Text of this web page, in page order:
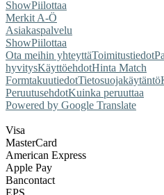
ShowPiilottaa
Merkit A-Ö
Asiakaspalvelu
ShowPiilottaa
Ota meihin yhteyttäToimitustiedot
hyvitysKäyttöehdotHinta Match
FormtakuutiedotTietosuojakäytäntö
PeruutusehdotKuinka peruuttaa
Powered by Google Translate
Visa
MasterCard
American Express
Apple Pay
Bancontact
EPS